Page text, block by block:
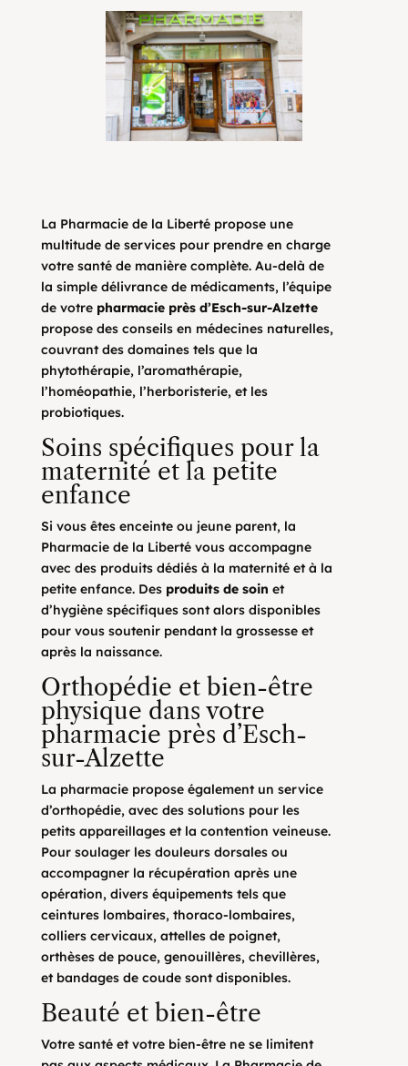
La Pharmacie de la Liberté propose une
multitude de services pour prendre en charge
votre santé de manière complète. Au-delà de
la simple délivrance de médicaments, l’équipe
de votre pharmacie près d’Esch-sur-Alzette
propose des conseils en médecines naturelles,
couvrant des domaines tels que la
phytothérapie, l’aromathérapie,
l’homéopathie, l’herboristerie, et les
probiotiques.
Soins spécifiques pour la
maternité et la petite
enfance
Si vous êtes enceinte ou jeune parent, la
Pharmacie de la Liberté vous accompagne
avec des produits dédiés à la maternité et à la
petite enfance. Des produits de soin et
d’hygiène spécifiques sont alors disponibles
pour vous soutenir pendant la grossesse et
après la naissance.
Orthopédie et bien-être
physique dans votre
pharmacie près d’Esch-
sur-Alzette
La pharmacie propose également un service
d’orthopédie, avec des solutions pour les
petits appareillages et la contention veineuse.
Pour soulager les douleurs dorsales ou
accompagner la récupération après une
opération, divers équipements tels que
ceintures lombaires, thoraco-lombaires,
colliers cervicaux, attelles de poignet,
orthèses de pouce, genouillères, chevillères,
et bandages de coude sont disponibles.
Beauté et bien-être
Votre santé et votre bien-être ne se limitent